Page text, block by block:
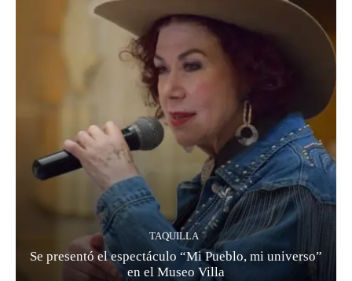
TAQUILLA
Se presentó el espectáculo “Mi Pueblo, mi universo”
en el Museo Villa